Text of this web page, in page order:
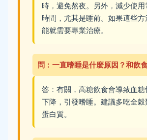
時，避免熬夜。另外，減少使
時間，尤其是睡前。如果這些
能就需要專業治療。
問：一直嗜睡是什麼原因？和飲
答：有關，高糖飲食會導致血
下降，引發嗜睡。建議多吃全
蛋白質。